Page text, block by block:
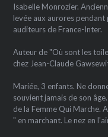
Isabelle Monrozier.
levée aux aurores
auditeurs de France-Inter.
Auteur de "Où sont les
chez Jean-Claude
Mariée, 3 enfants. Ne
souvient jamais de son
de la Femme Qui Marche.
" en marchant. Le nez en